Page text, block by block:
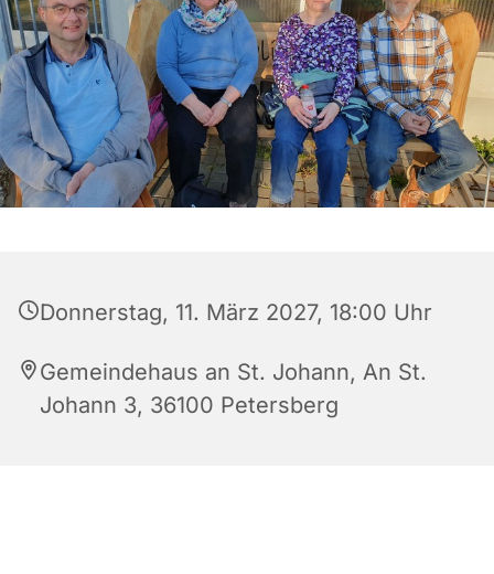
Donnerstag, 11. März 2027, 18:00 Uhr
Gemeindehaus an St. Johann, An St.
Johann 3, 36100 Petersberg